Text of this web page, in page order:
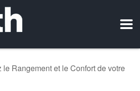
le Rangement et le Confort de votre